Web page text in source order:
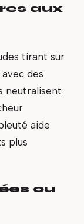
aux
tirant sur
des
neutralisent
aide
plus
ou